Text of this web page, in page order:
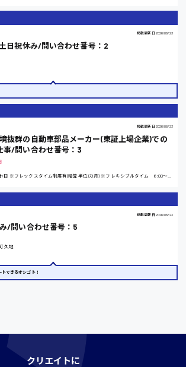
掲載更新日 2026/06/23
日祝休み/問い合わせ番号：2
掲載更新日 2026/06/23
抜群の自動車部品メーカー(東証上場企業)での
事/問い合わせ番号：3
所定内労働時間 7時間50分/日 ※フレックスタイム制度有(精算単位1カ月) ※フレキシブルタイム 6:00～20:00 ※コアタイム 11:00～14:00
掲載更新日 2026/06/23
/問い合わせ番号：5
久地
できるオシゴト！
クリエイトに